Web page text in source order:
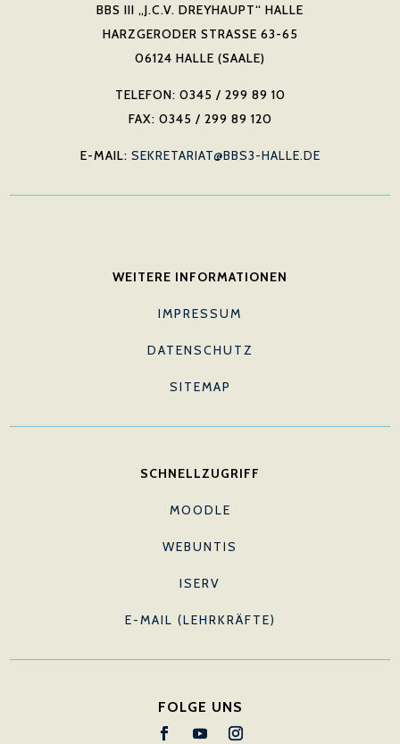
BBS III „J.C.V. DREYHAUPT“ HALLE
HARZGERODER STRASSE 63-65
06124 HALLE (SAALE)
TELEFON: 0345 / 299 89 10
FAX: 0345 / 299 89 120
E-MAIL: SEKRETARIAT@BBS3-HALLE.DE
WEITERE INFORMATIONEN
IMPRESSUM
DATENSCHUTZ
SITEMAP
SCHNELLZUGRIFF
MOODLE
WEBUNTIS
ISERV
E-MAIL (LEHRKRÄFTE)
FOLGE UNS